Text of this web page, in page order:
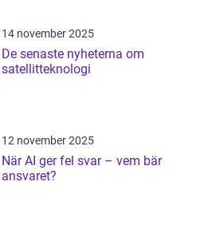
14 november 2025
De senaste nyheterna om
satellitteknologi
12 november 2025
När AI ger fel svar – vem bär
ansvaret?